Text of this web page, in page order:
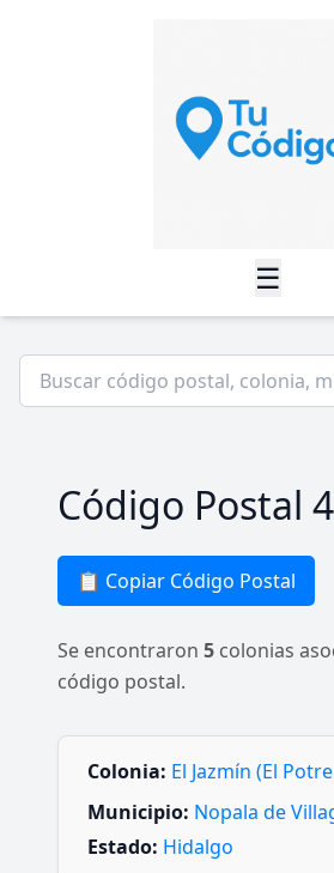
☰
Código Postal
📋 Copiar Código Postal
Se encontraron 5 colonias
código postal.
Colonia: El Jazmín (El
Municipio: Nopala de
Estado: Hidalgo